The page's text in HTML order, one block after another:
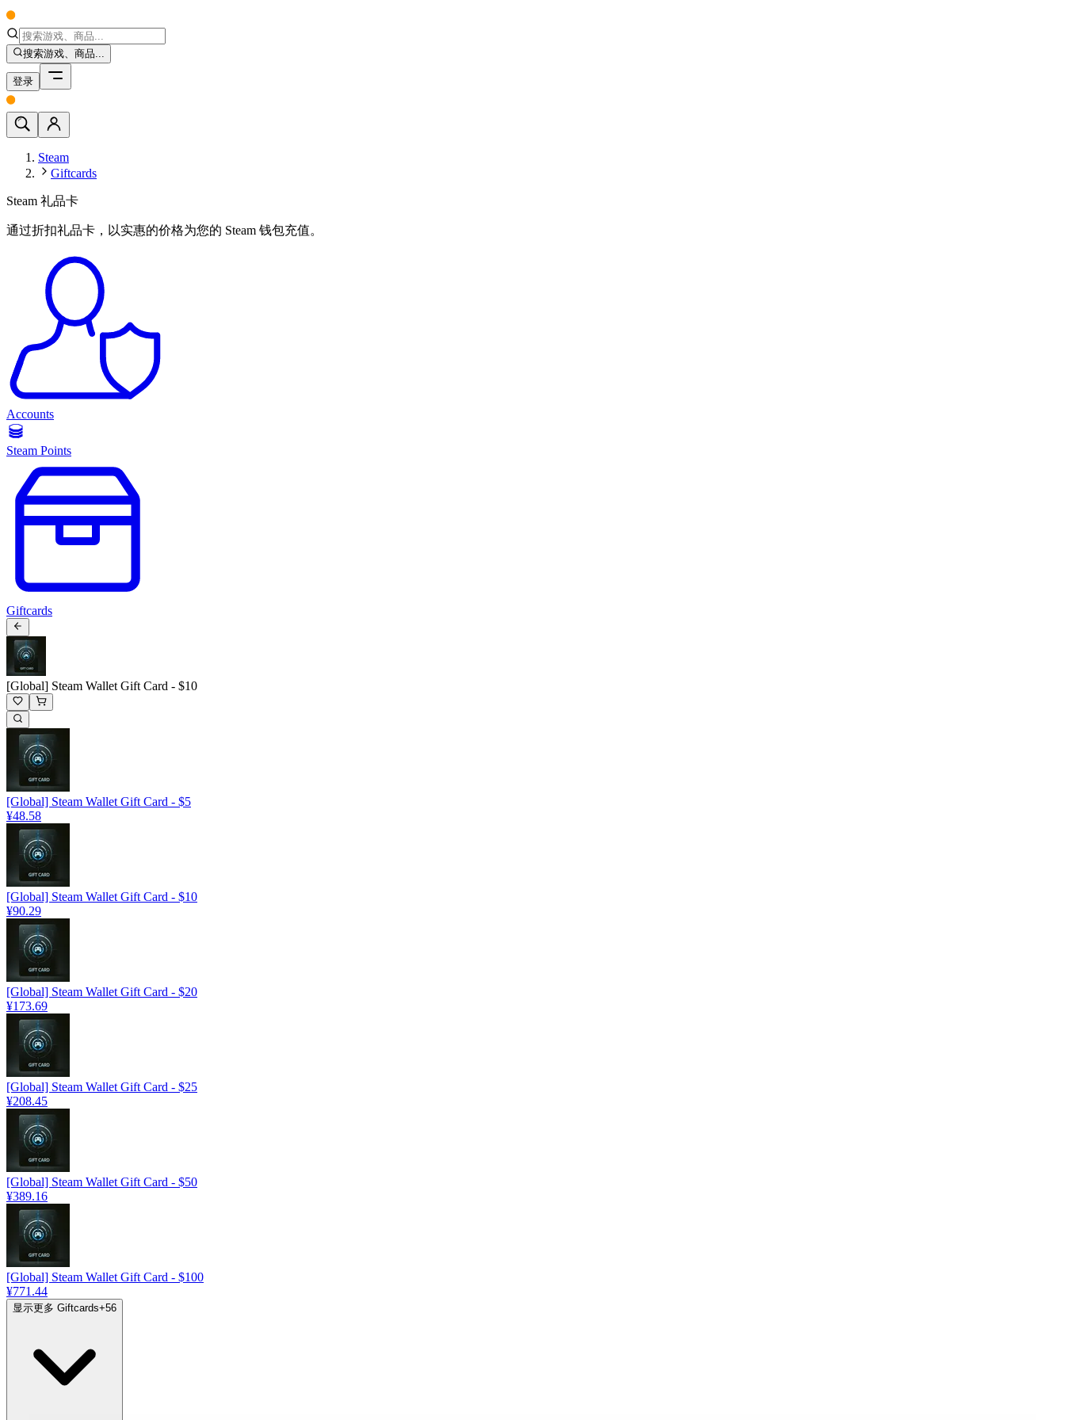
搜索游戏、商品...
登录
Steam
Giftcards
Steam 礼品卡
通过折扣礼品卡，以实惠的价格为您的 Steam 钱包充值。
Accounts
Steam Points
Giftcards
[Global] Steam Wallet Gift Card - $10
[Global] Steam Wallet Gift Card - $5
¥48.58
[Global] Steam Wallet Gift Card - $10
¥90.29
[Global] Steam Wallet Gift Card - $20
¥173.69
[Global] Steam Wallet Gift Card - $25
¥208.45
[Global] Steam Wallet Gift Card - $50
¥389.16
[Global] Steam Wallet Gift Card - $100
¥771.44
显示更多 Giftcards+56